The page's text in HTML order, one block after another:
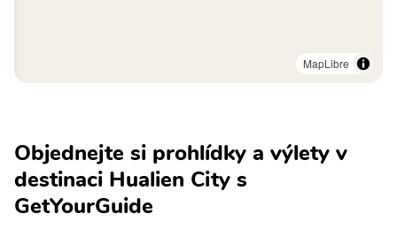
MapLibre
Objednejte si prohlídky a výlety v
destinaci Hualien City s
GetYourGuide